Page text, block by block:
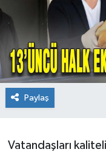
Paylaş
Vatandaşları
Yaşam